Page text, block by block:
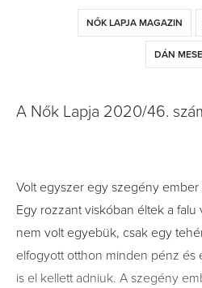
NŐK LAPJA MAGAZIN
DÁN MESE
A Nők Lapja 2020/46.
Volt egyszer egy szegény
Egy rozzant viskóban éltek a
nem volt egyebük, csak egy
elfogyott otthon minden pénz és
is el kellett adniuk. A szegény